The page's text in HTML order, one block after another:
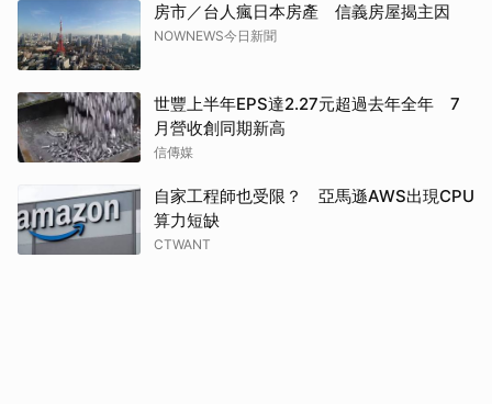
房市／台人瘋日本房產 信義房屋揭主因
NOWNEWS今日新聞
世豐上半年EPS達2.27元超過去年全年 7
月營收創同期新高
信傳媒
自家工程師也受限？ 亞馬遜AWS出現CPU
算力短缺
CTWANT